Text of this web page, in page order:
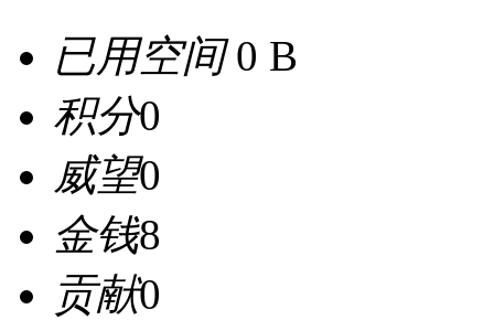
已用空间0 B
积分0
威望0
金钱8
贡献0